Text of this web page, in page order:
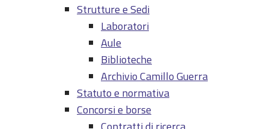
Strutture e Sedi
Laboratori
Aule
Biblioteche
Archivio Camillo Guerra
Statuto e normativa
Concorsi e borse